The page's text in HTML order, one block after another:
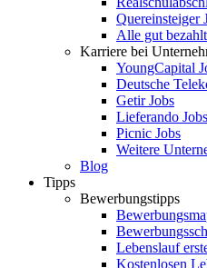
Quereinsteiger
Alle gut
Karriere bei
YoungCapital
Deutsche
Getir Jobs
Lieferando Jobs
Picnic Jobs
Weitere
Blog
Tipps
Bewerbungstipps
Lebenslauf
Kostenlosen